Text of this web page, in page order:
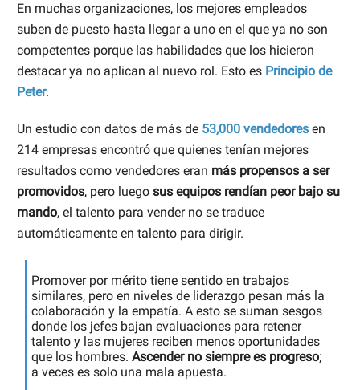
En muchas organizaciones, los mejores empleados
suben de puesto hasta llegar a uno en el que ya no son
competentes porque las habilidades que los hicieron
destacar ya no aplican al nuevo rol. Esto es Principio de
Peter.
Un estudio con datos de más de 53,000 vendedores en
214 empresas encontró que quienes tenían mejores
resultados como vendedores eran más propensos a ser
promovidos, pero luego sus equipos rendían peor bajo su
mando, el talento para vender no se traduce
automáticamente en talento para dirigir.
Promover por mérito tiene sentido en trabajos
similares, pero en niveles de liderazgo pesan más la
colaboración y la empatía. A esto se suman sesgos
donde los jefes bajan evaluaciones para retener
talento y las mujeres reciben menos oportunidades
que los hombres. Ascender no siempre es progreso;
a veces es solo una mala apuesta.